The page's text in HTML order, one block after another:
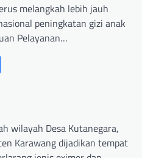
melangkah lebih jauh
peningkatan gizi anak
Pelayanan…
wilayah Desa Kutanegara,
Karawang dijadikan tempat